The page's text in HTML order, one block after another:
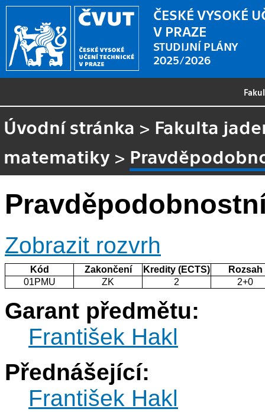
ČESKÉ VYSOKÉ
V PRAZE
STUDIJNÍ PLÁNY
2025/2026
Úvodní stránka > Fakulta
matematiky >
Zobrazit rozvrh
Kód Zakončení Kredity (ECTS)
Rozsah
01PMU
ZK 2 2+0
Garant předmětu:
František Hakl
Přednášející:
František Hakl